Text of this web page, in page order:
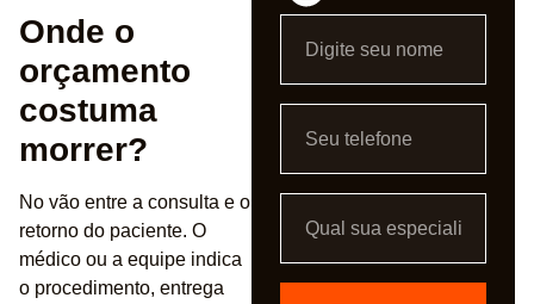
Onde o
orçamento
costuma
morrer?
No vão entre a consulta e o
retorno do paciente. O
médico ou a equipe indica
o procedimento, entrega